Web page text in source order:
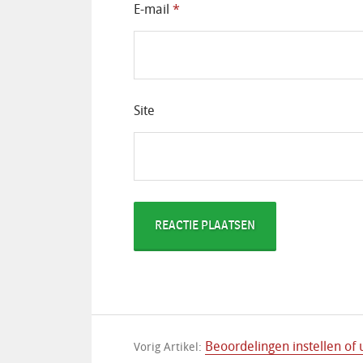
E-mail *
Site
Vorig Artikel: Beoordelingen instellen of